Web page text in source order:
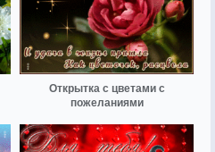
Открытка с цветами с
пожеланиями